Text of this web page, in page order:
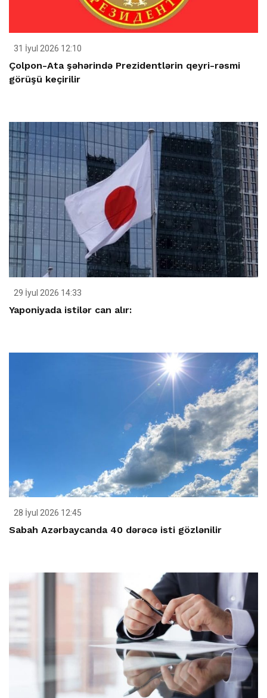
31 İyul 2026 12:10
Çolpon-Ata şəhərində Prezidentlərin qeyri-rəsmi
görüşü keçirilir
29 İyul 2026 14:33
Yaponiyada istilər can alır:
28 İyul 2026 12:45
Sabah Azərbaycanda 40 dərəcə isti gözlənilir